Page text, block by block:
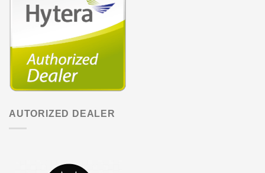
AUTORIZED DEALER